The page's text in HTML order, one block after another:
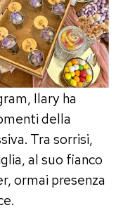
Ilary ha
della
Tra sorrisi,
al suo fianco
ormai presenza